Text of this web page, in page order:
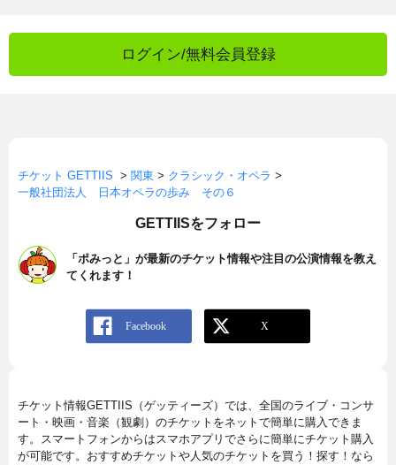
ログイン/無料会員登録
チケット GETTIIS > 関東 > クラシック・オペラ >
一般社団法人 日本オペラの歩み その６
GETTIISをフォロー
「ポみっと」が最新のチケット情報や注目の公演情報を教え
てくれます！
チケット情報GETTIIS（ゲッティーズ）では、全国のライブ・コンサ
ート・映画・音楽（観劇）のチケットをネットで簡単に購入できま
す。スマートフォンからはスマホアプリでさらに簡単にチケット購入
が可能です。おすすめチケットや人気のチケットを買う！探す！なら